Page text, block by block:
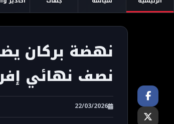
نهضة بركان
نصف نهائي
22/03/2026